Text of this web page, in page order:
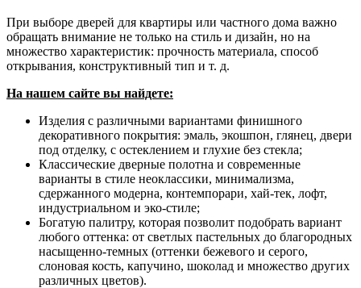
При выборе дверей для квартиры или частного дома важно
обращать внимание не только на стиль и дизайн, но на
множество характеристик: прочность материала, способ
открывания, конструктивный тип и т. д.
На нашем сайте вы найдете:
Изделия с различными вариантами финишного
декоративного покрытия: эмаль, экошпон, глянец, двери
под отделку, с остеклением и глухие без стекла;
Классические дверные полотна и современные
варианты в стиле неоклассики, минимализма,
сдержанного модерна, контемпорари, хай-тек, лофт,
индустриальном и эко-стиле;
Богатую палитру, которая позволит подобрать вариант
любого оттенка: от светлых пастельных до благородных
насыщенно-темных (оттенки бежевого и серого,
слоновая кость, капучино, шоколад и множество других
различных цветов).